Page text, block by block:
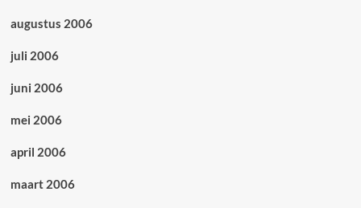
augustus 2006
juli 2006
juni 2006
mei 2006
april 2006
maart 2006